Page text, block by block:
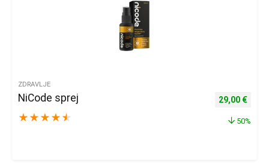
ZDRAVLJE
NiCode sprej
★ ★ ★ ★ ★
Izvorna
29,00 €
50%